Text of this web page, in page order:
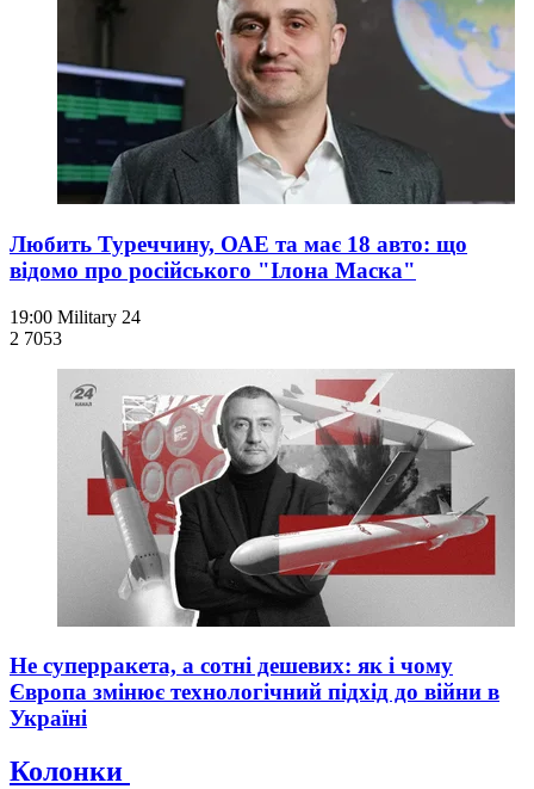
Любить Туреччину, ОАЕ та має 18 авто: що
відомо про російського "Ілона Маска"
19:00 Military 24
2 7053
Не суперракета, а сотні дешевих: як і чому
Європа змінює технологічний підхід до війни в
Україні
Колонки